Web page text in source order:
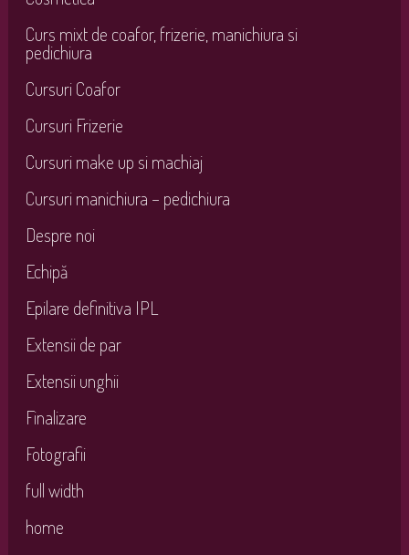
Curs mixt de coafor, frizerie, manichiura si
pedichiura
Cursuri Coafor
Cursuri Frizerie
Cursuri make up si machiaj
Cursuri manichiura – pedichiura
Despre noi
Echipă
Epilare definitiva IPL
Extensii de par
Extensii unghii
Finalizare
Fotografii
full width
home